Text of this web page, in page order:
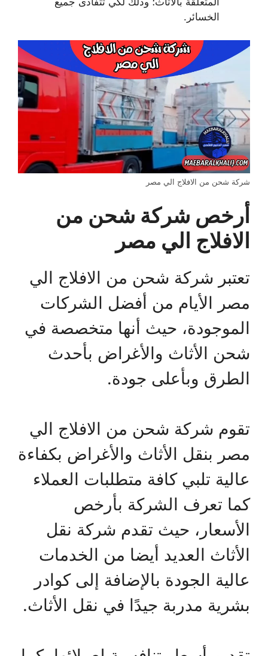
الخسائر.
شركة شحن من الافلاج الي مصر
أرخص شركة شحن من
الافلاج الي مصر
تعتبر شركة شحن من الافلاج الي
مصر الأيام من أفضل الشركات
الموجودة، حيث أنها متخصصة في
شحن الأثاث والأغراض بأحدث
الطرق وبأعلى جودة.
تقوم شركة شحن من الافلاج الي
مصر بنقل الأثاث والأغراض بكفاءة
عالية تلبي كافة متطلبات العملاء
كما تعرف الشركة بأرخص
الأسعار، حيث تقدم شركة نقل
الأثاث العديد أيضا من الخدمات
عالية الجودة بالإضافة إلى كوادر
بشرية مدربة جيدًا في نقل الأثاث.